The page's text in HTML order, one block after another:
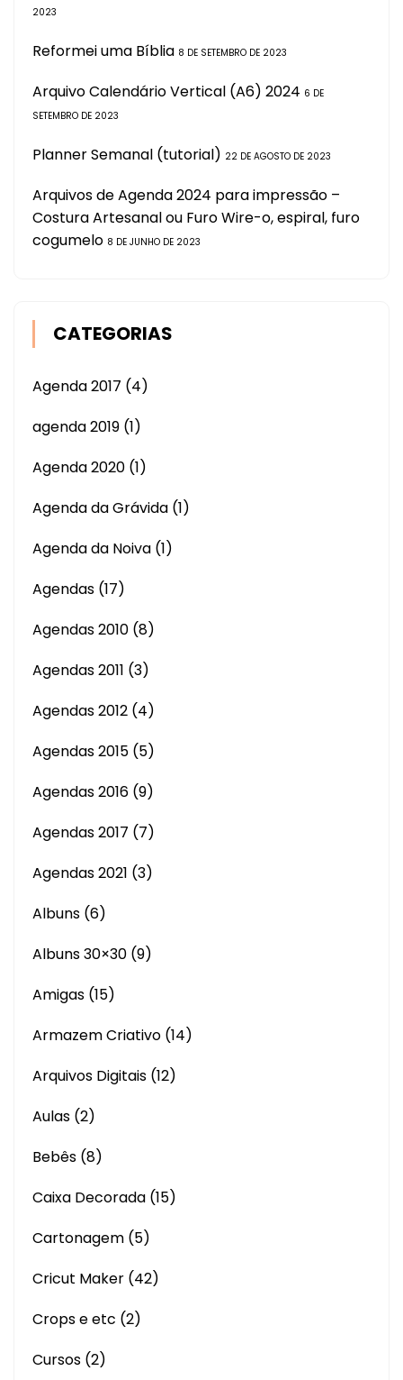
2023
Reformei uma Bíblia 8 DE SETEMBRO DE 2023
Arquivo Calendário Vertical (A6) 2024 6 DE
SETEMBRO DE 2023
Planner Semanal (tutorial) 22 DE AGOSTO DE 2023
Arquivos de Agenda 2024 para impressão –
Costura Artesanal ou Furo Wire-o, espiral, furo
cogumelo 8 DE JUNHO DE 2023
CATEGORIAS
Agenda 2017 (4)
agenda 2019 (1)
Agenda 2020 (1)
Agenda da Grávida (1)
Agenda da Noiva (1)
Agendas (17)
Agendas 2010 (8)
Agendas 2011 (3)
Agendas 2012 (4)
Agendas 2015 (5)
Agendas 2016 (9)
Agendas 2017 (7)
Agendas 2021 (3)
Albuns (6)
Albuns 30×30 (9)
Amigas (15)
Armazem Criativo (14)
Arquivos Digitais (12)
Aulas (2)
Bebês (8)
Caixa Decorada (15)
Cartonagem (5)
Cricut Maker (42)
Crops e etc (2)
Cursos (2)